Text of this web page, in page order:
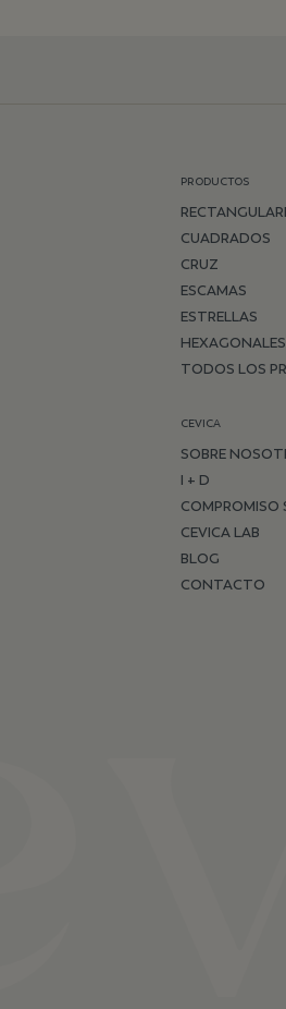
PRODUCTOS
CUADRADOS
CRUZ
ESCAMAS
ESTRELLAS
HEXAGONALES
TODOS LOS
CEVICA
SOBRE
I + D
COMPROMISO
CEVICA LAB
BLOG
CONTACTO